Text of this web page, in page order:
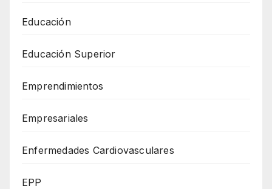
Educación
Educación Superior
Emprendimientos
Empresariales
Enfermedades Cardiovasculares
EPP